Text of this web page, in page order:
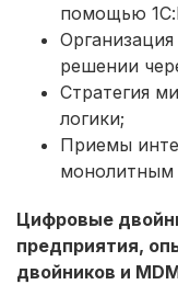
помощью
решении
Стратегия
логики;
Приемы
монолитным
Цифровые
предприятия,
двойников и